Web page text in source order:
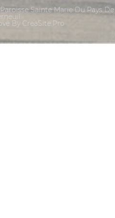
Sainte Marie Du Pays De
By CreaSite.Pro